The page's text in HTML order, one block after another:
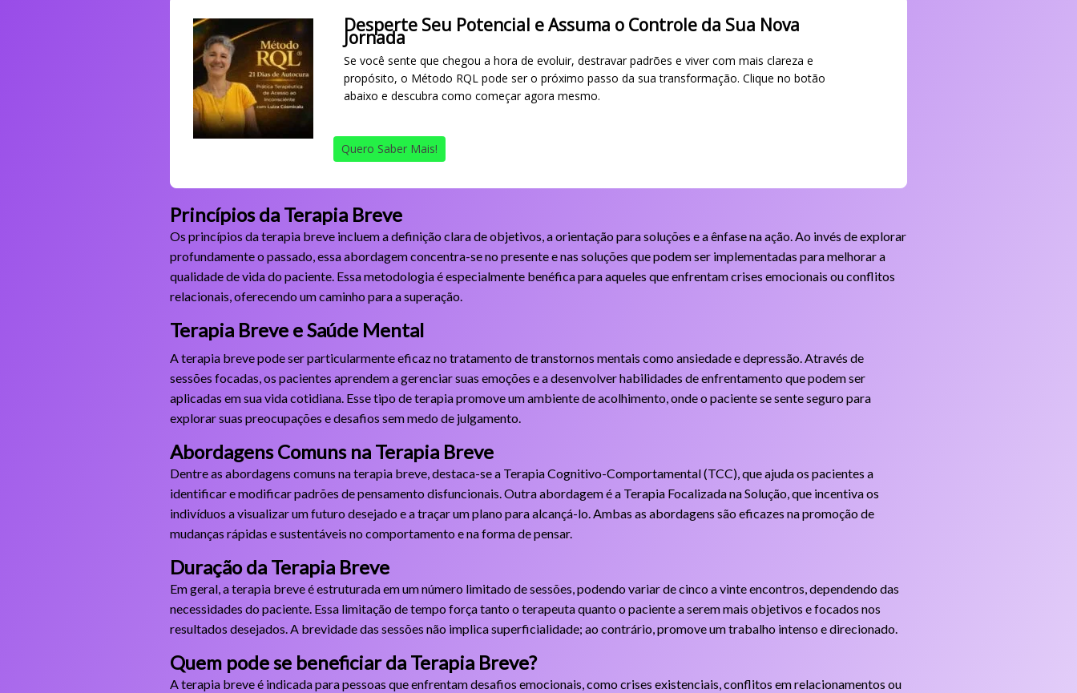
Desperte Seu Potencial e Assuma o Controle da Sua Nova
Jornada
Se você sente que chegou a hora de evoluir, destravar padrões e viver com mais clareza e
propósito, o Método RQL pode ser o próximo passo da sua transformação. Clique no botão
abaixo e descubra como começar agora mesmo.
Quero Saber Mais!
Princípios da Terapia Breve
Os princípios da terapia breve incluem a definição clara de objetivos, a orientação para soluções e a ênfase na ação. Ao invés de explorar
profundamente o passado, essa abordagem concentra-se no presente e nas soluções que podem ser implementadas para melhorar a
qualidade de vida do paciente. Essa metodologia é especialmente benéfica para aqueles que enfrentam crises emocionais ou conflitos
relacionais, oferecendo um caminho para a superação.
Terapia Breve e Saúde Mental
A terapia breve pode ser particularmente eficaz no tratamento de transtornos mentais como ansiedade e depressão. Através de
sessões focadas, os pacientes aprendem a gerenciar suas emoções e a desenvolver habilidades de enfrentamento que podem ser
aplicadas em sua vida cotidiana. Esse tipo de terapia promove um ambiente de acolhimento, onde o paciente se sente seguro para
explorar suas preocupações e desafios sem medo de julgamento.
Abordagens Comuns na Terapia Breve
Dentre as abordagens comuns na terapia breve, destaca-se a Terapia Cognitivo-Comportamental (TCC), que ajuda os pacientes a
identificar e modificar padrões de pensamento disfuncionais. Outra abordagem é a Terapia Focalizada na Solução, que incentiva os
indivíduos a visualizar um futuro desejado e a traçar um plano para alcançá-lo. Ambas as abordagens são eficazes na promoção de
mudanças rápidas e sustentáveis no comportamento e na forma de pensar.
Duração da Terapia Breve
Em geral, a terapia breve é estruturada em um número limitado de sessões, podendo variar de cinco a vinte encontros, dependendo das
necessidades do paciente. Essa limitação de tempo força tanto o terapeuta quanto o paciente a serem mais objetivos e focados nos
resultados desejados. A brevidade das sessões não implica superficialidade; ao contrário, promove um trabalho intenso e direcionado.
Quem pode se beneficiar da Terapia Breve?
A terapia breve é indicada para pessoas que enfrentam desafios emocionais, como crises existenciais, conflitos em relacionamentos ou